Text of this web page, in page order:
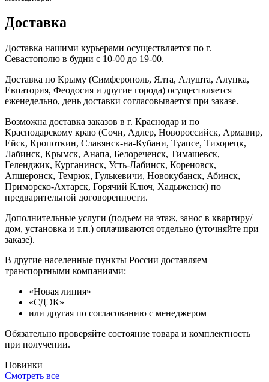
Доставка
Доставка нашими курьерами осуществляется по г.
Севастополю в будни с 10-00 до 19-00.
Доставка по Крыму (Симферополь, Ялта, Алушта, Алупка,
Евпатория, Феодосия и другие города) осуществляется
еженедельно, день доставки согласовывается при заказе.
Возможна доставка заказов в г. Краснодар и по
Краснодарскому краю (Сочи, Адлер, Новороссийск, Армавир,
Ейск, Кропоткин, Славянск-на-Кубани, Туапсе, Тихорецк,
Лабинск, Крымск, Анапа, Белореченск, Тимашевск,
Геленджик, Курганинск, Усть-Лабинск, Кореновск,
Апшеронск, Темрюк, Гулькевичи, Новокубанск, Абинск,
Приморско-Ахтарск, Горячий Ключ, Хадыженск) по
предварительной договоренности.
Дополнительные услуги (подъем на этаж, занос в квартиру/
дом, установка и т.п.) оплачиваются отдельно (уточняйте при
заказе).
В другие населенные пункты России доставляем
транспортными компаниями:
«Новая линия»
«СДЭК»
или другая по согласованию с менеджером
Обязательно проверяйте состояние товара и комплектность
при получении.
Новинки
Смотреть все